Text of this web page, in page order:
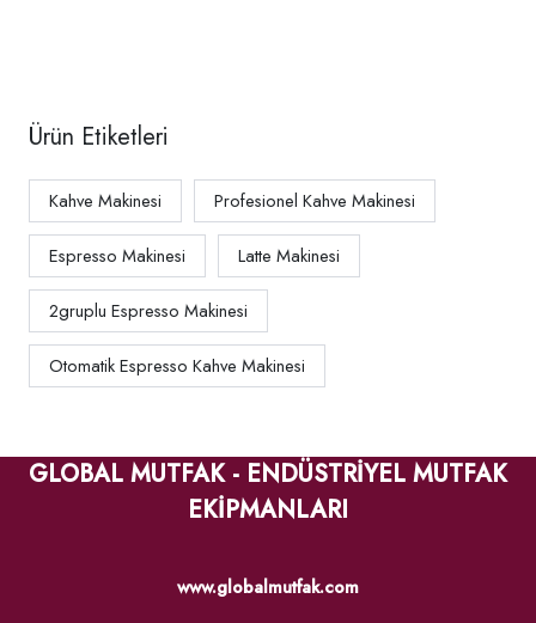
Ürün Etiketleri
Kahve Makinesi Profesionel Kahve Makinesi
Espresso Makinesi Latte Makinesi
2gruplu Espresso Makinesi
Otomatik Espresso Kahve Makinesi
GLOBAL MUTFAK - ENDÜSTRİYEL MUTFAK
EKİPMANLARI
www.globalmutfak.com